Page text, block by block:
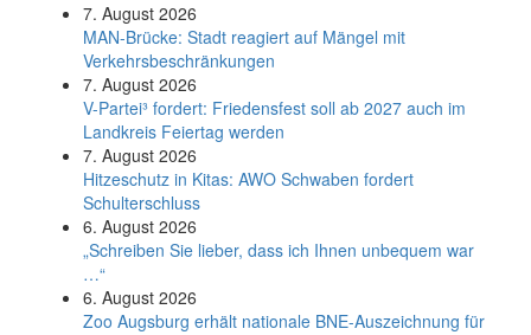
7. August 2026
MAN-Brücke: Stadt reagiert auf Mängel mit
Verkehrsbeschränkungen
7. August 2026
V-Partei­³ fordert: Friedens­fest soll ab 2027 auch im
Land­kreis Feier­tag werden
7. August 2026
Hitzeschutz in Kitas: AWO Schwaben fordert
Schulterschluss
6. August 2026
„Schreiben Sie lieber, dass ich Ihnen unbequem war
…“
6. August 2026
Zoo Augsburg erhält nationale BNE-Auszeichnung für